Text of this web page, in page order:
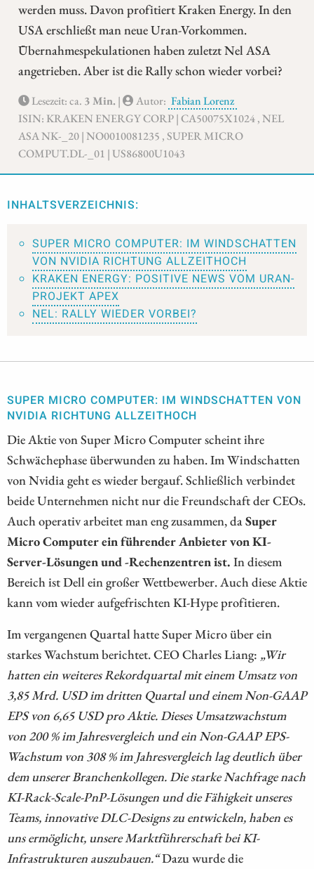
werden muss. Davon profitiert Kraken Energy. In den
USA erschließt man neue Uran-Vorkommen.
Übernahmespekulationen haben zuletzt Nel ASA
angetrieben. Aber ist die Rally schon wieder vorbei?
Lesezeit: ca. 3 Min. | Autor: Fabian Lorenz
ISIN: KRAKEN ENERGY CORP | CA50075X1024 , NEL
ASA NK-_20 | NO0010081235 , SUPER MICRO
COMPUT.DL-_01 | US86800U1043
INHALTSVERZEICHNIS:
SUPER MICRO COMPUTER: IM WINDSCHATTEN
VON NVIDIA RICHTUNG ALLZEITHOCH
KRAKEN ENERGY: POSITIVE NEWS VOM URAN-
PROJEKT APEX
NEL: RALLY WIEDER VORBEI?
SUPER MICRO COMPUTER: IM WINDSCHATTEN VON
NVIDIA RICHTUNG ALLZEITHOCH
Die Aktie von Super Micro Computer scheint ihre
Schwächephase überwunden zu haben. Im Windschatten
von Nvidia geht es wieder bergauf. Schließlich verbindet
beide Unternehmen nicht nur die Freundschaft der CEOs.
Auch operativ arbeitet man eng zusammen, daSuper
Micro Computer ein führender Anbieter von KI-
Server-Lösungen und -Rechenzentren ist. In diesem
Bereich ist Dell ein großer Wettbewerber. Auch diese Aktie
kann vom wieder aufgefrischten KI-Hype profitieren.
Im vergangenen Quartal hatte Super Micro über ein
starkes Wachstum berichtet. CEO Charles Liang: „Wir
hatten ein weiteres Rekordquartal mit einem Umsatz von
3,85 Mrd. USD im dritten Quartal und einem Non-GAAP
EPS von 6,65 USD pro Aktie. Dieses Umsatzwachstum
von 200 % im Jahresvergleich und ein Non-GAAP EPS-
Wachstum von 308 % im Jahresvergleich lag deutlich über
dem unserer Branchenkollegen. Die starke Nachfrage nach
KI-Rack-Scale-PnP-Lösungen und die Fähigkeit unseres
Teams, innovative DLC-Designs zu entwickeln, haben es
uns ermöglicht, unsere Marktführerschaft bei KI-
Infrastrukturen auszubauen.“Dazu wurde die